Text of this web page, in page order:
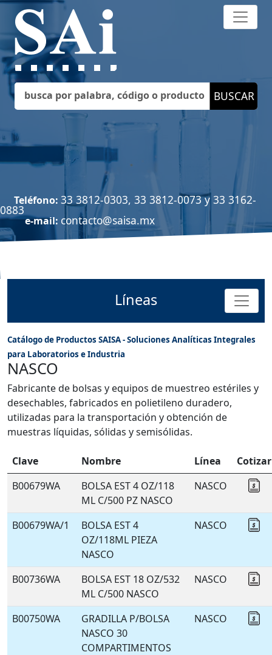
Teléfono: 33 3812-0303, 33 3812-0073 y 33 3162-
0883
e-mail: contacto@saisa.mx
Líneas
Catálogo de Productos SAISA - Soluciones Analíticas Integrales
para Laboratorios e Industria
NASCO
Fabricante de bolsas y equipos de muestreo estériles y
desechables, fabricados en polietileno duradero,
utilizadas para la transportación y obtención de
muestras líquidas, sólidas y semisólidas.
Clave Nombre Línea
Cotizar
B00679WA
BOLSA EST 4 OZ/118
ML C/500 PZ NASCO
NASCO
B00679WA/1
BOLSA EST 4
OZ/118ML PIEZA
NASCO
NASCO
B00736WA
BOLSA EST 18 OZ/532
ML C/500 NASCO
NASCO
B00750WA
GRADILLA P/BOLSA
NASCO 30
COMPARTIMENTOS
NASCO